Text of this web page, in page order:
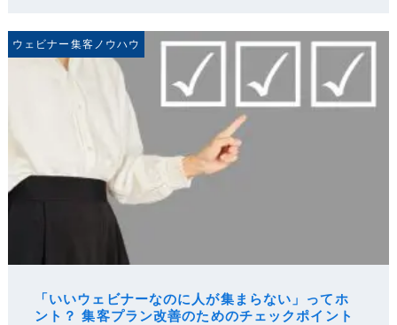
ウェビナー集客ノウハウ
「いいウェビナーなのに人が集まらない」ってホ
ント？ 集客プラン改善のためのチェックポイント